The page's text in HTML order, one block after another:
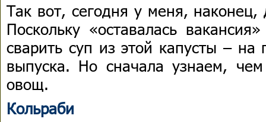
Так вот, сегодня у меня,
Поскольку «оставалась
сварить суп из этой капусты –
выпуска. Но сначала узнаем,
овощ.
Кольраби